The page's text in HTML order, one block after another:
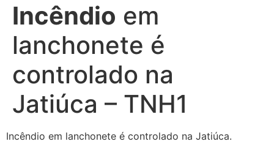
Incêndio em
lanchonete é
controlado na
Jatiúca – TNH1
Incêndio em lanchonete é controlado na Jatiúca.